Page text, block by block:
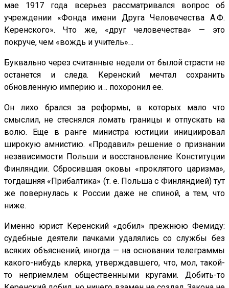
мае 1917 года всерьез рассматривался вопрос об
учреждении «Фонда имени Друга Человечества А.Ф.
Керенского». Что же, «друг человечества» — это
покруче, чем «вождь и учитель»…
Буквально через считанные недели от былой страсти не
останется и следа. Керенский мечтал сохранить
обновленную империю и… похоронил ее.
Он лихо брался за реформы, в которых мало что
смыслил, не стеснялся ломать границы и отпускать на
волю. Еще в ранге министра юстиции инициировал
широкую амнистию. «Продавил» решение о признании
независимости Польши и восстановление Конституции
Финляндии. Сбросившая оковы «проклятого царизма»,
тогдашняя «Прибалтика» (т. е. Польша с Финляндией) тут
же повернулась к России даже не спиной, а тем, что
ниже.
Именно юрист Керенский «добил» прежнюю Фемиду:
судебные деятели пачками удалялись со службы без
всяких объяснений, иногда — на основании телеграммы
какого-нибудь клерка, утверждавшего, что, мол, такой-
то неприемлем общественными кругами. Добить-то